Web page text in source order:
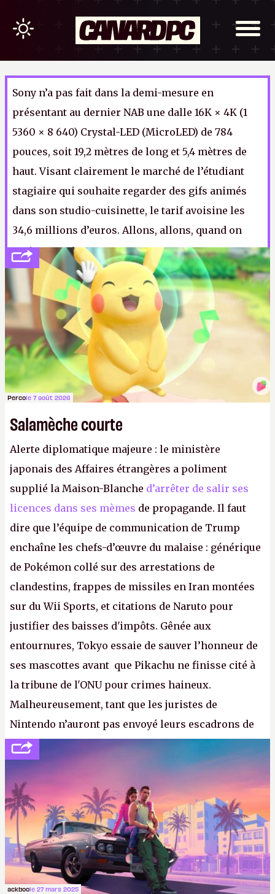
Sony n’a pas fait dans la demi-mesure en
présentant au dernier NAB une dalle 16K × 4K (1
5360 × 8 640) Crystal-LED (MicroLED) de 784
pouces, soit 19,2 mètres de long et 5,4 mètres de
haut. Visant clairement le marché de l’étudiant
stagiaire qui souhaite regarder des gifs animés
dans son studio-cuisinette, le tarif avoisine les
34,6 millions d’euros. Allons, allons, quand on
veut, on peut.
Percole 7 août 2026
Salamèche courte
Alerte diplomatique majeure : le ministère
japonais des Affaires étrangères a poliment
supplié la Maison-Blanche d’arrêter de salir ses
licences dans ses mèmes de propagande. Il faut
dire que l’équipe de communication de Trump
enchaîne les chefs-d’œuvre du malaise : générique
de Pokémon collé sur des arrestations de
clandestins, frappes de missiles en Iran montées
sur du Wii Sports, et citations de Naruto pour
justifier des baisses d'impôts. Gênée aux
entournures, Tokyo essaie de sauver l’honneur de
ses mascottes avant que Pikachu ne finisse cité à
la tribune de l'ONU pour crimes haineux.
Malheureusement, tant que les juristes de
Nintendo n’auront pas envoyé leurs escadrons de
la mort judiciaires pour distribuer du copyright
strike à tour de bras, l'Oncle Sam continuera
d'étaler sa confiture intellectuelle sur vos
souvenirs d'enfance.P.
ackboole 27 mars 2025